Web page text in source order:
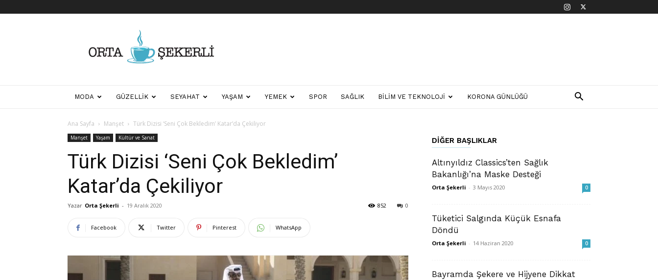
Biraz
Biraz
MODA GÜZELLIK SEYAHAT YAŞAM YEMEK SPOR SAĞLIK BILIM VE TEKNOLOJI KORONA GÜNLÜĞÜ
Ana Sayfa Manşet Türk Dizisi ‘Seni Çok Bekledim’ Katar’da Çekiliyor
Manşet Yaşam Kültür ve Sanat
Türk Dizisi ‘Seni Çok Bekledim’
Katar’da Çekiliyor
Yazar Orta Şekerli - 19 Aralık 2020 0
852
Facebook Twitter Pinterest WhatsApp
DIĞER BAŞLIKLAR
Altınyıldız Classics’ten Sağlık
Bakanlığı’na Maske Desteği
Orta Şekerli - 3 Mayıs 2020 0
Tüketici Salgında Küçük Esnafa
Döndü
Orta Şekerli - 14 Haziran 2020 0
Bayramda Şekere ve Hijyene Dikkat